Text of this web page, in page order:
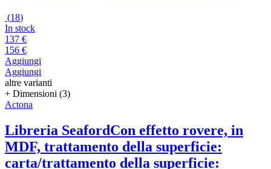
(18)
In stock
137 €
156 €
Aggiungi
Aggiungi
altre varianti
+ Dimensioni (3)
Actona
Libreria SeafordCon effetto rovere, in
MDF, trattamento della superficie:
carta/trattamento della superficie: